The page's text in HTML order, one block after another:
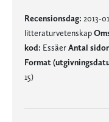
Recensionsdag: 2013-
litteraturvetenskap
kod: EssäerAntal
Format
15)